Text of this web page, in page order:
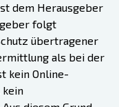
dem Herausgeber
folgt
übertragener
als bei der
kein Online-
kein